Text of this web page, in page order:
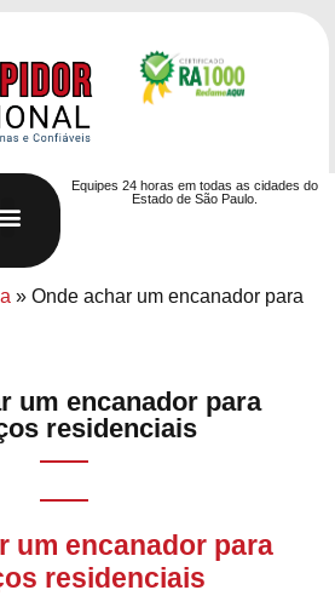
Equipes 24 horas em todas as cidades do
Estado de São Paulo.
» Onde achar um encanador para
um encanador para
residenciais
um encanador para
residenciais